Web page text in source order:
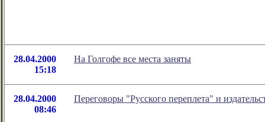
28.04.2000
15:18
На Голгофе все места заняты
28.04.2000
08:46
Переговоры "Русского переплета" и